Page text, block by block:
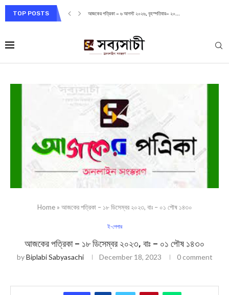
TOP POSTS আজকের পত্রিকা – ৬ আগস্ট ২০২৬, বৃহস্পতিবার– ২০...
Home» আজকের পত্রিকা – ১৮ ডিসেম্বর ২০২৩, বাঃ – ০১ পৌষ ১৪৩০
ই-পেপার
আজকের পত্রিকা – ১৮ ডিসেম্বর ২০২৩, বাঃ – ০১ পৌষ ১৪৩০
byBiplabi Sabyasachi December 18, 2023 0 comment